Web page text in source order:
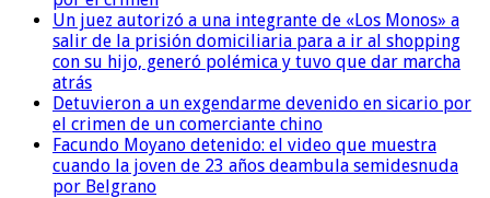
Un juez autorizó a una integrante de «Los Monos» a
salir de la prisión domiciliaria para a ir al shopping
con su hijo, generó polémica y tuvo que dar marcha
atrás
Detuvieron a un exgendarme devenido en sicario por
el crimen de un comerciante chino
Facundo Moyano detenido: el video que muestra
cuando la joven de 23 años deambula semidesnuda
por Belgrano